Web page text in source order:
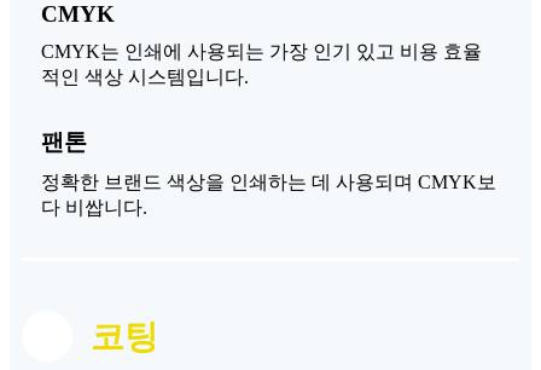
CMYK
CMYK는 인쇄에 사용되는 가장 인기 있고 비용 효율
적인 색상 시스템입니다.
팬톤
정확한 브랜드 색상을 인쇄하는 데 사용되며 CMYK보
다 비쌉니다.
코팅